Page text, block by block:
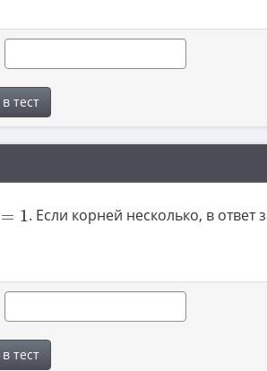
тест
= 1. Если корней несколько, в
тест